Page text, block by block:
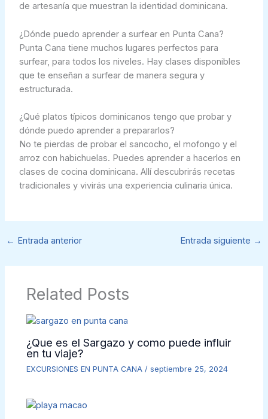
de artesanía que muestran la identidad dominicana.
¿Dónde puedo aprender a surfear en Punta Cana?
Punta Cana tiene muchos lugares perfectos para
surfear, para todos los niveles. Hay clases disponibles
que te enseñan a surfear de manera segura y
estructurada.
¿Qué platos típicos dominicanos tengo que probar y
dónde puedo aprender a prepararlos?
No te pierdas de probar el sancocho, el mofongo y el
arroz con habichuelas. Puedes aprender a hacerlos en
clases de cocina dominicana. Allí descubrirás recetas
tradicionales y vivirás una experiencia culinaria única.
← Entrada anterior Entrada siguiente →
Related Posts
¿Que es el Sargazo y como puede influir
en tu viaje?
EXCURSIONES EN PUNTA CANA /septiembre 25, 2024